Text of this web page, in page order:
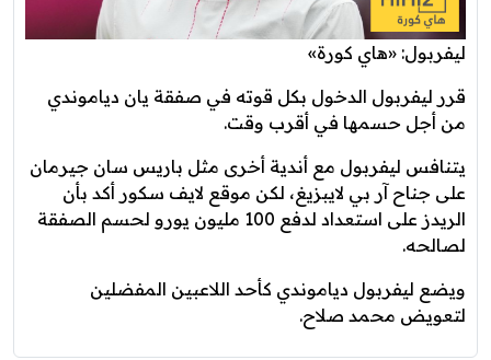
ليفربول: «هاي كورة»
قرر ليفربول الدخول بكل قوته في صفقة يان دياموندي
من أجل حسمها في أقرب وقت.
يتنافس ليفربول مع أندية أخرى مثل باريس سان جيرمان
على جناح آر بي لايبزيغ، لكن موقع لايف سكور أكد بأن
الريدز على استعداد لدفع 100 مليون يورو لحسم الصفقة
لصالحه.
ويضع ليفربول دياموندي كأحد اللاعبين المفضلين
لتعويض محمد صلاح.